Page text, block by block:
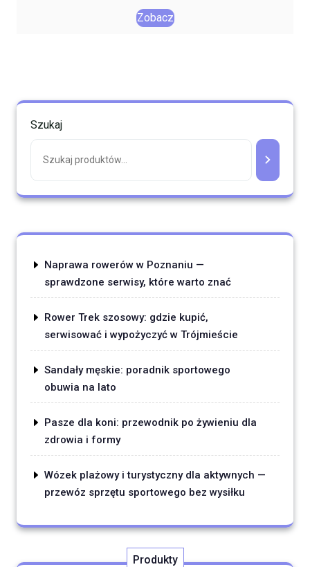
Zobacz
Szukaj
Naprawa rowerów w Poznaniu —
sprawdzone serwisy, które warto znać
Rower Trek szosowy: gdzie kupić,
serwisować i wypożyczyć w Trójmieście
Sandały męskie: poradnik sportowego
obuwia na lato
Pasze dla koni: przewodnik po żywieniu dla
zdrowia i formy
Wózek plażowy i turystyczny dla aktywnych —
przewóz sprzętu sportowego bez wysiłku
Produkty